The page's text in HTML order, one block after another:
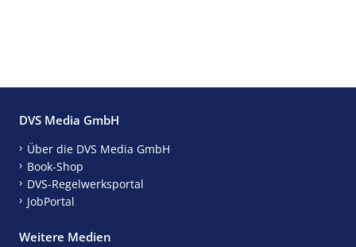
DVS Media GmbH
Über die DVS Media GmbH
Book-Shop
DVS-Regelwerksportal
JobPortal
Weitere Medien